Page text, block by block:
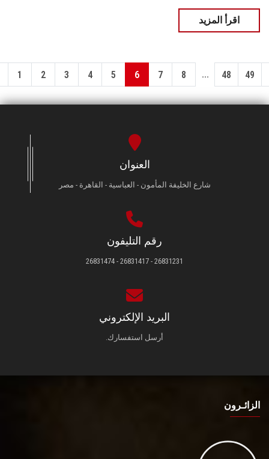
اقرأ المزيد
1 2 3 4 5 6 7 8 ... 48 49
العنوان
شارع الخليفة المأمون - العباسية - القاهرة - مصر
رقم التليفون
26831231 - 26831417 - 26831474
البريد الإلكتروني
أرسل استفسارك.
الزائـرون